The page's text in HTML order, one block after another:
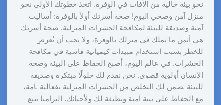
نحو بيئة خالية من الآفات في الوفرة. اتخذ خطوتك الأولى نحو
منزل آمن وصحي اليوم! صحة أسرتك أولاً بالوفرة: أساليب
آمنة وصديقة للبيئة لمكافحة الحشرات المنزلية. صحة أسرتك
هي أثمن ما تملك في منزلك بالوفرة، ولا يجب أن تُعرض
للخطر بسبب استخدام مبيدات كيميائية قاسية في مكافحة
الحشرات. في عالم اليوم، أصبح الحفاظ على البيئة وصحة
الإنسان أولوية قصوى. نحن نقدم لك حلولًا مبتكرة وصديقة
للبيئة تضمن لك التخلص من الحشرات المنزلية بفعالية تامة،
مع الحفاظ على بيئة آمنة ونظيفة لك ولأحبائك. التزامنا ينبع